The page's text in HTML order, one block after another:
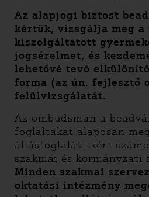
Az alapjogi biztost
kértük, vizsgálja meg a
kiszolgáltatott
jogsérelmet, és
lehetővé tevő
forma (az ún. fejlesztő
felülvizsgálatát.
Az ombudsman a
foglaltakat alaposan
állásfoglalást kért
szakmai és kormányzati
Minden szakmai
oktatási intézmény